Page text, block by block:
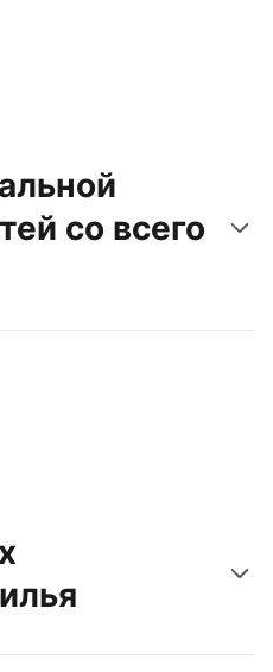
со всего